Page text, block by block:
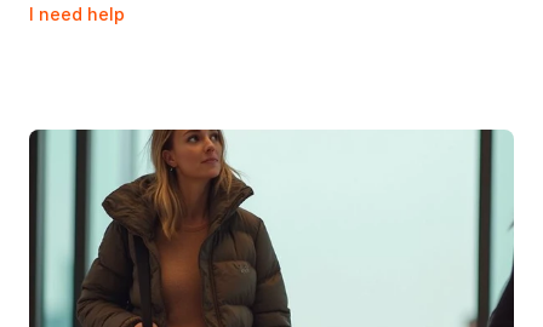
I need help